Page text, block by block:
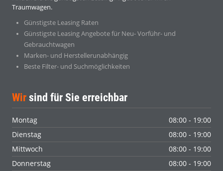
Traumwagen.
Günstigste Leasing Raten
Günstigste Leasing Angebote für Neu- Vorführ- und
Gebrauchtwagen
Marken- und Herstellerunabhängig
Beste Filter- und Suchmöglichkeiten
Wir sind für Sie erreichbar
Montag
08:00 - 19:00
Dienstag
08:00 - 19:00
Mittwoch
08:00 - 19:00
Donnerstag
08:00 - 19:00